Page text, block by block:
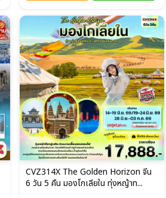
CVZ314X The Golden Horizon จีน
6 วัน 5 คืน มองโกเลียใน ทุ่งหญ้าท...